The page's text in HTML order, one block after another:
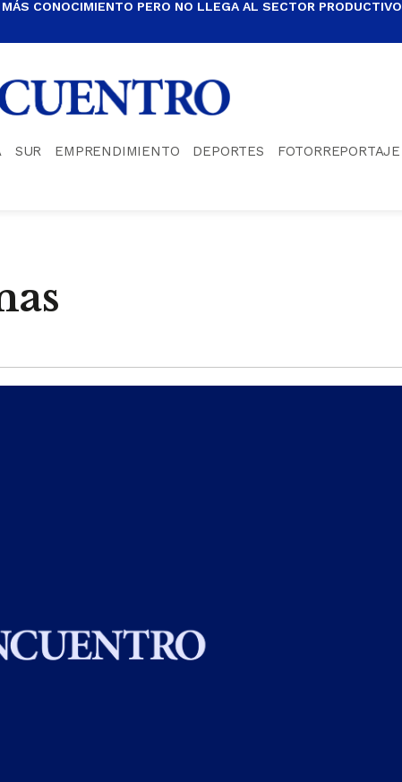
MÁS CONOCIMIENTO PERO NO LLEGA AL SECTOR PRODUCTIVO
SUR EMPRENDIMIENTO DEPORTES FOTORREPORTAJE